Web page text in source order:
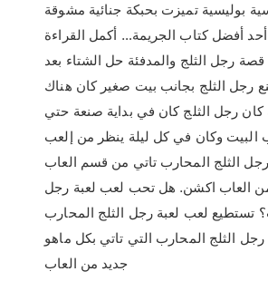
بوليسية تميزت بحبكة جنائية مشوقة
أفضل كتاب الجريمة… أكمل القراءة
رجل الثلج والمدفئة حل الشتاء بعد
رجل الثلج بجانب بيت صغير كان هناك
كان رجل الثلج كان في بداية صنعة حتي
البيت وكان في كل ليلة ينظر من إلعب
رجل الثلج المحارب تاتي من قسم العاب
العاب اكشن. هل تحب لعب لعبة رجل
تستطيع لعب لعبة رجل الثلج المحارب
رجل الثلج المحارب التي تاتي بكل ماهو
جديد من العاب